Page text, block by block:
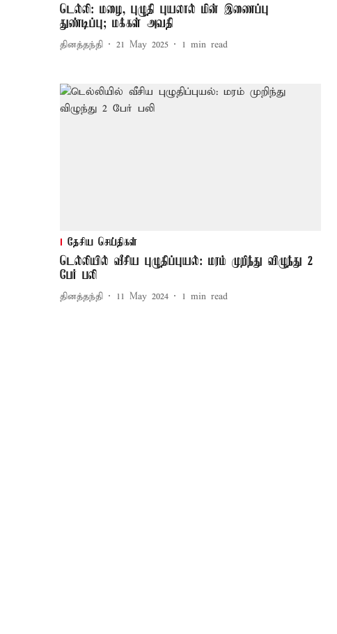
டெல்லி: மழை, புழுதி புயலால் மின் இணைப்பு
துண்டிப்பு; மக்கள் அவதி
தினத்தந்தி 21 May 2025 1 min read
தேசிய செய்திகள்
டெல்லியில் வீசிய புழுதிப்புயல்: மரம் முறிந்து விழுந்து 2
பேர் பலி
தினத்தந்தி 11 May 2024 1 min read